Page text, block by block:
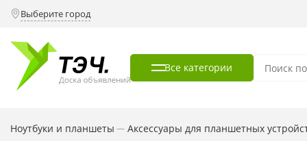
Выберите город
Все категории
Ноутбуки и планшеты — Аксессуары для планшетных